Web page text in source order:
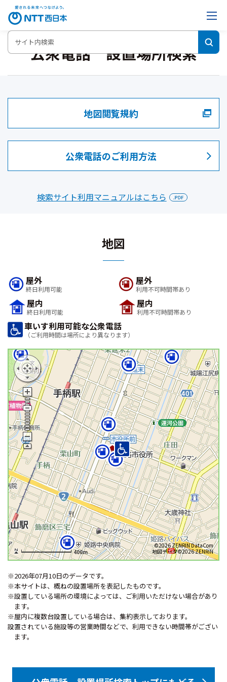
公衆電話 設置場所検索
地図閲覧規約
公衆電話のご利用方法
検索サイト利用マニュアルはこちら
地図
屋外
終日利用可能
屋外
利用不可時間帯あり
屋内
終日利用可能
屋内
利用不可時間帯あり
車いす利用可能な公衆電話
（ご利用時間は場所により異なります）
400m
©2026 ZENRIN DataCom
地図データ©2026 ZENRIN
※2026年07月10日のデータです。
※本サイトは、概ねの設置場所を表記したものです。
※設置している場所の環境によっては、ご利用いただけない場合があり
ます。
※屋内に複数台設置している場合は、集約表示しております。
設置されている施設等の営業時間などで、利用できない時間帯がござい
ます。